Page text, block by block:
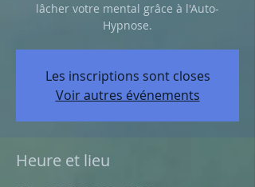
lâcher votre mental grâce à l'Auto-
Hypnose.
Les inscriptions sont closes
Voir autres événements
Heure et lieu